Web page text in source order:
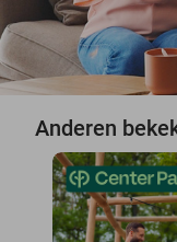
Anderen